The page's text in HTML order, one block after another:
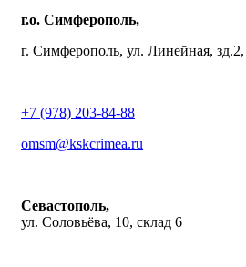
г.о. Симферополь,
г. Симферополь, ул. Линейная,
+7 (978) 203-84-88
omsm@kskcrimea.ru
Севастополь,
ул. Соловьёва, 10, склад 6